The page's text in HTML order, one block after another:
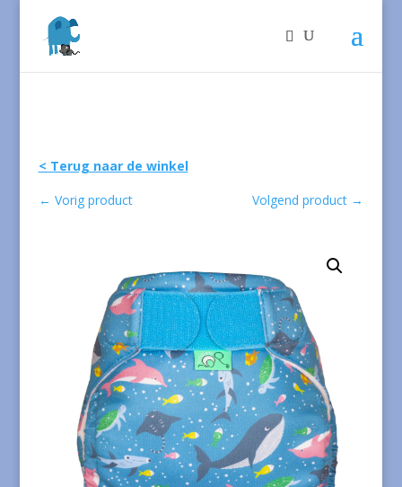
< Terug naar de winkel
← Vorig product Volgend product →